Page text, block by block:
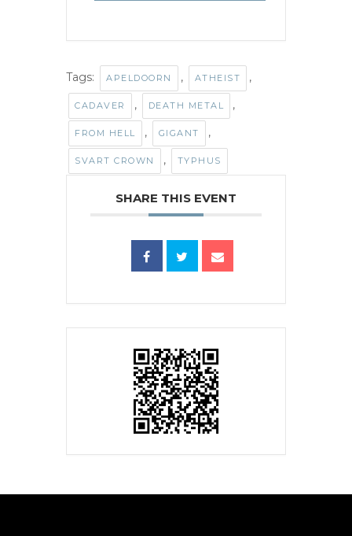
Tags: APELDOORN , ATHEIST ,
CADAVER , DEATH METAL ,
FROM HELL , GIGANT ,
SVART CROWN , TYPHUS
SHARE THIS EVENT